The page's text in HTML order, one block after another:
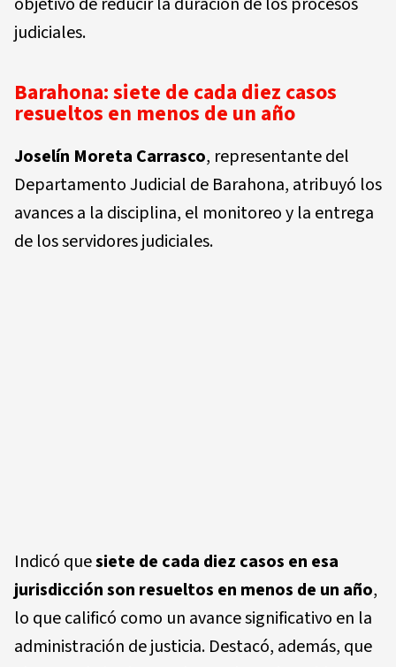
judiciales.
Barahona: siete de cada diez casos
resueltos en menos de un año
Joselín Moreta Carrasco, representante del
Departamento Judicial de Barahona, atribuyó los
avances a la disciplina, el monitoreo y la entrega
de los servidores judiciales.
Indicó quesiete de cada diez casos en esa
jurisdicción son resueltos en menos de un año,
lo que calificó como un avance significativo en la
administración de justicia. Destacó, además, que